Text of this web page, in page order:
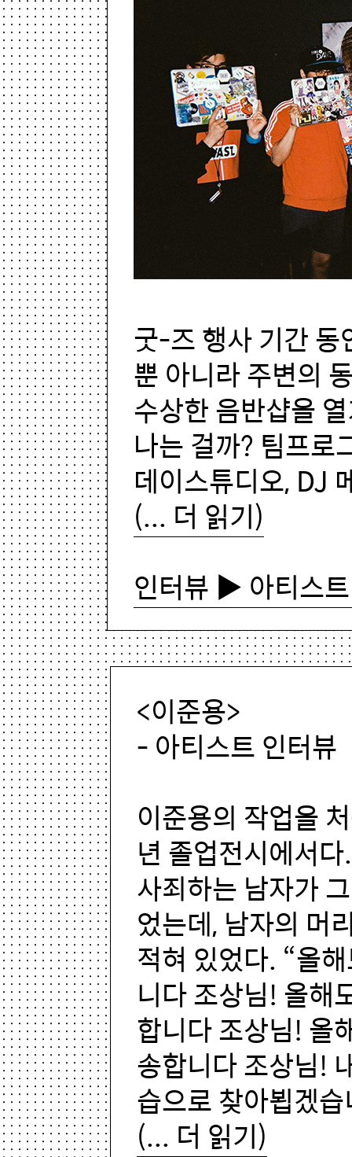
굿-즈 행사 기간 동
뿐 아니라 주변의
수상한 음반샵을
나는 걸까? 팀프로
데이스튜디오, DJ
(... 더 읽기)
인터뷰 ▶ 아티스
<이준용>
- 아티스트 인터뷰
이준용의 작업을
년 졸업전시에서
사죄하는 남자가
었는데, 남자의 머
적혀 있었다. “올
니다 조상님! 올해
합니다 조상님! 올
송합니다 조상님!
습으로 찾아뵙겠
(... 더 읽기)